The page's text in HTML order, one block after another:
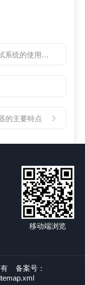
使用与实验方法
的主要特点​
移动端浏览
有备案号：